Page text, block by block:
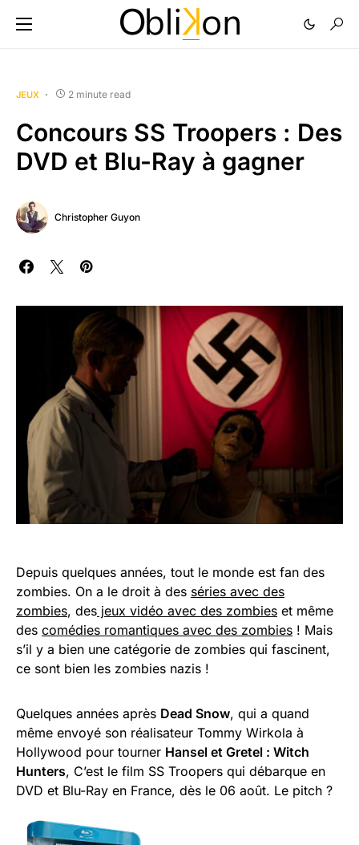
JEUX 2 minute read
Concours SS Troopers : Des
DVD et Blu-Ray à gagner
Christopher Guyon
Depuis quelques années, tout le monde est fan des
zombies. On a le droit à des séries avec des
zombies, des jeux vidéo avec des zombies et même
des comédies romantiques avec des zombies ! Mais
s’il y a bien une catégorie de zombies qui fascinent,
ce sont bien les zombies nazis !
Quelques années après Dead Snow, qui a quand
même envoyé son réalisateur Tommy Wirkola à
Hollywood pour tourner Hansel et Gretel : Witch
Hunters, C’est le film SS Troopers qui débarque en
DVD et Blu-Ray en France, dès le 06 août. Le pitch ?